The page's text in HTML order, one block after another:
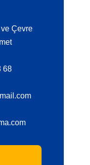
ve Çevre
68